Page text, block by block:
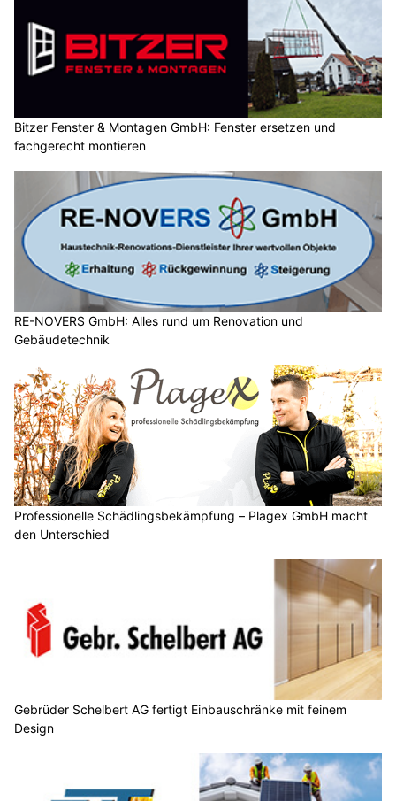
Bitzer Fenster & Montagen GmbH: Fenster ersetzen und
fachgerecht montieren
RE-NOVERS GmbH: Alles rund um Renovation und
Gebäudetechnik
Professionelle Schädlingsbekämpfung – Plagex GmbH macht
den Unterschied
Gebrüder Schelbert AG fertigt Einbauschränke mit feinem
Design